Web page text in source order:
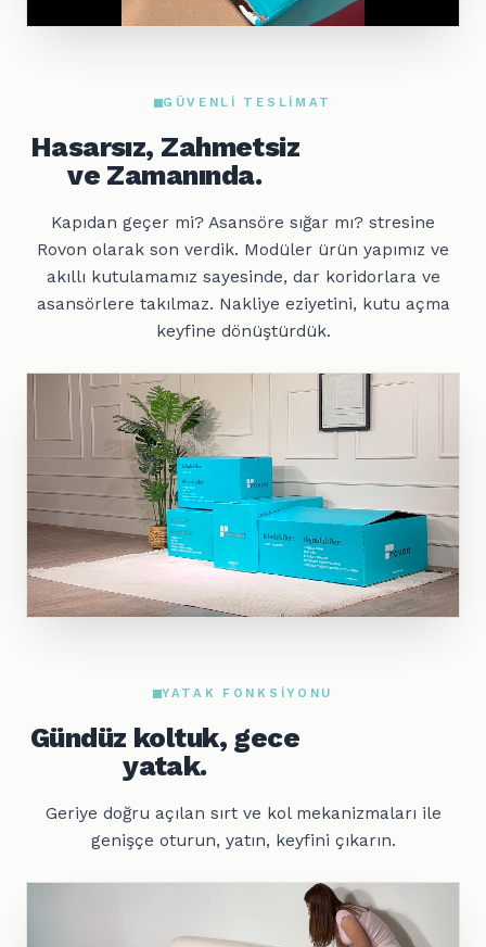
GÜVENLI TESLIMAT
Hasarsız, Zahmetsiz
ve Zamanında.
Kapıdan geçer mi? Asansöre sığar mı? stresine
Rovon olarak son verdik. Modüler ürün yapımız ve
akıllı kutulamamız sayesinde, dar koridorlara ve
asansörlere takılmaz. Nakliye eziyetini, kutu açma
keyfine dönüştürdük.
YATAK FONKSIYONU
Gündüz koltuk, gece
yatak.
Geriye doğru açılan sırt ve kol mekanizmaları ile
genişçe oturun, yatın, keyfini çıkarın.